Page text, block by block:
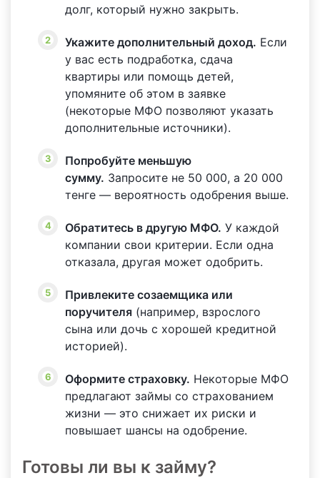
долг, который нужно закрыть.
Укажите дополнительный доход. Если
у вас есть подработка, сдача
квартиры или помощь детей,
упомяните об этом в заявке
(некоторые МФО позволяют указать
дополнительные источники).
Попробуйте меньшую
сумму. Запросите не 50 000, а 20 000
тенге — вероятность одобрения выше.
Обратитесь в другую МФО. У каждой
компании свои критерии. Если одна
отказала, другая может одобрить.
Привлеките созаемщика или
поручителя (например, взрослого
сына или дочь с хорошей кредитной
историей).
Оформите страховку. Некоторые МФО
предлагают займы со страхованием
жизни — это снижает их риски и
повышает шансы на одобрение.
Готовы ли вы к займу?